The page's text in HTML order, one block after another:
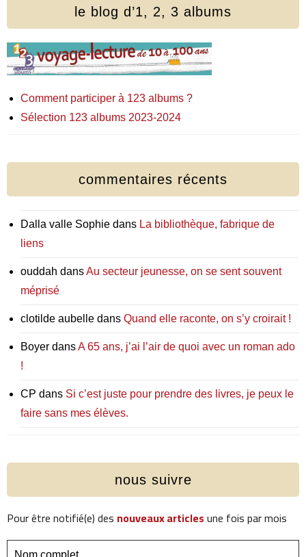
le blog d’1, 2, 3 albums
Comment participer à 123 albums ?
Sélection 123 albums 2023-2024
commentaires récents
Dalla valle Sophie dans La bibliothèque, fabrique de
liens
ouddah dansAu secteur jeunesse, on se sent souvent
méprisé
clotilde aubelle dans Quand elle raconte, on s’y croirait !
Boyer dansA 65 ans, j’ai l’air de quoi avec un roman ado
!
CP dans Si c’est juste pour prendre des livres, je peux le
faire sans mes élèves.
nous suivre
Pour être notifié(e) des nouveaux articlesune fois par mois